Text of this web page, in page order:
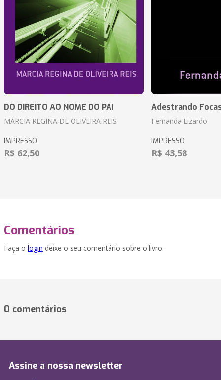
DO DIREITO AO NOME DO PAI
MARCIA REGINA DE OLIVEIRA REIS
IMPRESSO
R$ 62,50
Adestrando
Fernanda Lizardo
IMPRESSO
R$ 43,58
Comentários
Faça o login deixe o seu comentário sobre o livro.
0 comentários
Assine a nossa newsletter